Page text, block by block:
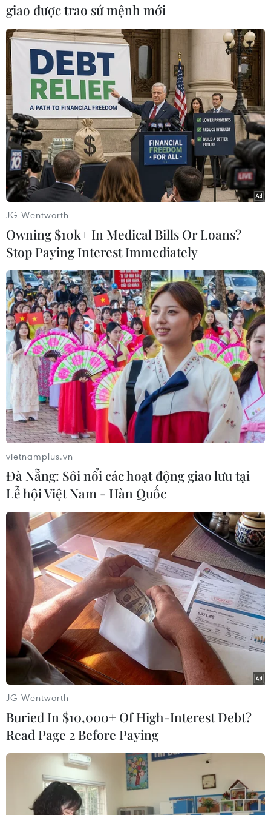
(TTXVN/Vietnam+)
#K-pop #Nhóm nhạc BTS
#Giải âm nhạc radio
Hàn Quốc
Theo dõi VietnamPlus
TIN LIÊN QUAN
Nhóm nhạc BTS đóng góp hơn 3 tỷ USD
cho kinh tế Hàn Quốc
Không chỉ thúc đẩy du lịch, danh tiếng toàn cầu của BTS
còn tác động tới lĩnh vực xuất khẩu hàng tiêu dùng của
Hàn Quốc và giúp thúc đẩy tiêu thụ các mặt hàng như
quần áo, mỹ phẩm và thực phẩm.
giao được trao sứ mệnh mới
JG Wentworth
Owning $10k+ In Medical Bills Or Loans?
Stop Paying Interest Immediately
vietnamplus.vn
Đà Nẵng: Sôi nổi các hoạt động giao lưu tại
Lễ hội Việt Nam - Hàn Quốc
JG Wentworth
Buried In $10,000+ Of High-Interest Debt?
Read Page 2 Before Paying